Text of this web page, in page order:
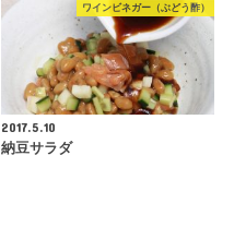
ワインビネガー（ぶどう酢）
2017.5.10
納豆サラダ